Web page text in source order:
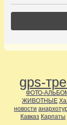
gps-
ФОТО-
ЖИВОТНЫЕ Ха
новости
Кавказ Карпаты